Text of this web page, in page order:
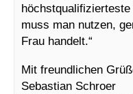
muss man nutzen,
Frau handelt.“
Mit freundlichen
Sebastian Schroer